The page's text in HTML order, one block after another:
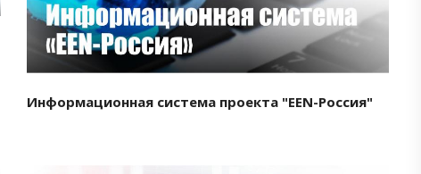
Информационная система проекта "EEN-Россия"